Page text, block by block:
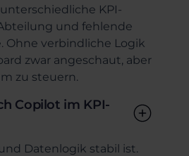
KPI-
und fehlende
Ohne verbindliche Logik
zwar angeschaut, aber
zu steuern.
Copilot im KPI-
Datenlogik stabil ist.